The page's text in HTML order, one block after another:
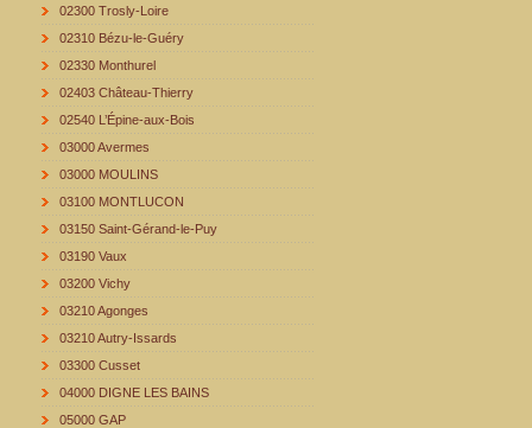
02300 Trosly-Loire
02310 Bézu-le-Guéry
02330 Monthurel
02403 Château-Thierry
02540 L’Épine-aux-Bois
03000 Avermes
03000 MOULINS
03100 MONTLUCON
03150 Saint-Gérand-le-Puy
03190 Vaux
03200 Vichy
03210 Agonges
03210 Autry-Issards
03300 Cusset
04000 DIGNE LES BAINS
05000 GAP